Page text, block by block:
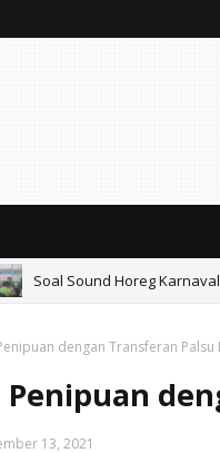
dengan Transferan Palsu
13, 2021